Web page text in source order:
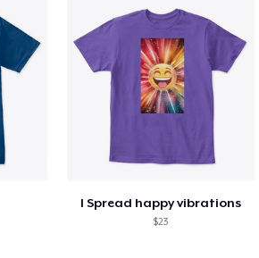
I Spread happy vibrations
$23